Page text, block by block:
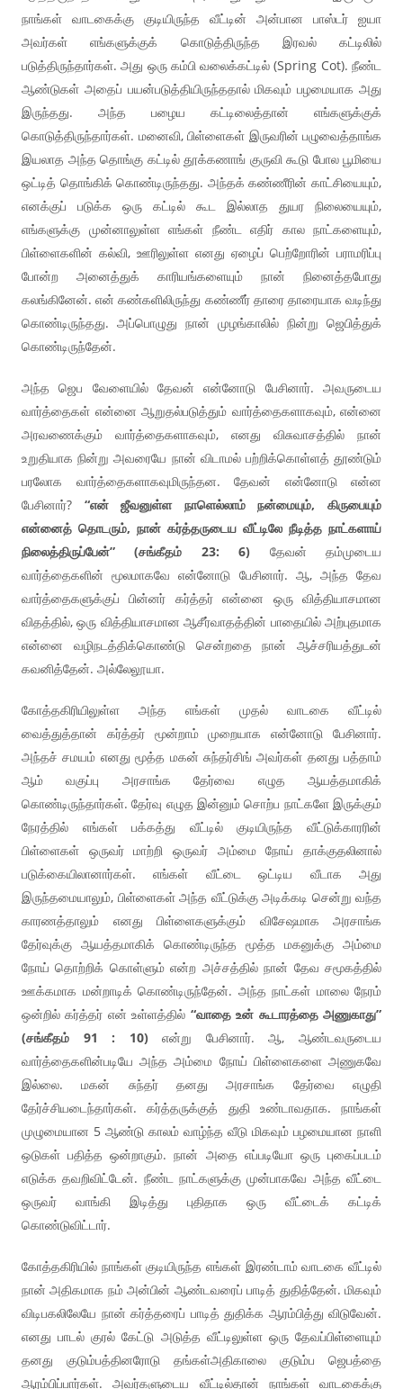
நாங்கள் வாடகைக்கு குடியிருந்த வீட்டின் அன்பான பாஸ்டர் ஐயா
அவர்கள் எங்களுக்குக் கொடுத்திருந்த இரவல் கட்டிலில்
படுத்திருந்தார்கள். அது ஒரு கம்பி வலைக்கட்டில் (Spring Cot). நீண்ட
ஆண்டுகள் அதைப் பயன்படுத்தியிருந்ததால் மிகவும் பழமையாக அது
இருந்தது. அந்த பழைய கட்டிலைத்தான் எங்களுக்குக்
கொடுத்திருந்தார்கள். மனைவி, பிள்ளைகள் இருவரின் பழுவைத்தாங்க
இயலாத அந்த தொங்கு கட்டில் தூக்கணாங் குருவி கூடு போல பூமியை
ஒட்டித் தொங்கிக் கொண்டிருந்தது. அந்தக் கண்ணீரின் காட்சியையும்,
எனக்குப் படுக்க ஒரு கட்டில் கூட இல்லாத துயர நிலையையும்,
எங்களுக்கு முன்னாலுள்ள எங்கள் நீண்ட எதிர் கால நாட்களையும்,
பிள்ளைகளின் கல்வி, ஊரிலுள்ள எனது ஏழைப் பெற்றோரின் பராமரிப்பு
போன்ற அனைத்துக் காரியங்களையும் நான் நினைத்தபோது
கலங்கினேன். என் கண்களிலிருந்து கண்ணீர் தாரை தாரையாக வடிந்து
கொண்டிருந்தது. அப்பொழுது நான் முழங்காலில் நின்று ஜெபித்துக்
கொண்டிருந்தேன்.
அந்த ஜெப வேளையில் தேவன் என்னோடு பேசினார். அவருடைய
வார்த்தைகள் என்னை ஆறுதல்படுத்தும் வார்த்தைகளாகவும், என்னை
அரவணைக்கும் வார்த்தைகளாகவும், எனது விசுவாசத்தில் நான்
உறுதியாக நின்று அவரையே நான் விடாமல் பற்றிக்கொள்ளத் தூண்டும்
பரலோக வார்த்தைகளாகவுமிருந்தன. தேவன் என்னோடு என்ன
பேசினார்? “என் ஜீவனுள்ள நாளெல்லாம் நன்மையும், கிருபையும்
என்னைத் தொடரும், நான் கர்த்தருடைய வீட்டிலே நீடித்த நாட்களாய்
நிலைத்திருப்பேன்” (சங்கீதம் 23: 6) தேவன் தம்முடைய
வார்த்தைகளின் மூலமாகவே என்னோடு பேசினார். ஆ, அந்த தேவ
வார்த்தைகளுக்குப் பின்னர் கர்த்தர் என்னை ஒரு வித்தியாசமான
விதத்தில், ஒரு வித்தியாசமான ஆசீர்வாதத்தின் பாதையில் அற்புதமாக
என்னை வழிநடத்திக்கொண்டு சென்றதை நான் ஆச்சரியத்துடன்
கவனித்தேன். அல்லேலூயா.
கோத்தகிரியிலுள்ள அந்த எங்கள் முதல் வாடகை வீட்டில்
வைத்துத்தான் கர்த்தர் மூன்றாம் முறையாக என்னோடு பேசினார்.
அந்தச் சமயம் எனது மூத்த மகன் சுந்தர்சிங் அவர்கள் தனது பத்தாம்
ஆம் வகுப்பு அரசாங்க தேர்வை எழுத ஆயத்தமாகிக்
கொண்டிருந்தார்கள். தேர்வு எழுத இன்னும் சொற்ப நாட்களே இருக்கும்
நேரத்தில் எங்கள் பக்கத்து வீட்டில் குடியிருந்த வீட்டுக்காரரின்
பிள்ளைகள் ஒருவர் மாற்றி ஒருவர் அம்மை நோய் தாக்குதலினால்
படுக்கையிலானார்கள். எங்கள் வீட்டை ஒட்டிய வீடாக அது
இருந்தமையாலும், பிள்ளைகள் அந்த வீட்டுக்கு அடிக்கடி சென்று வந்த
காரணத்தாலும் எனது பிள்ளைகளுக்கும் விசேஷமாக அரசாங்க
தேர்வுக்கு ஆயத்தமாகிக் கொண்டிருந்த மூத்த மகனுக்கு அம்மை
நோய் தொற்றிக் கொள்ளும் என்ற அச்சத்தில் நான் தேவ சமூகத்தில்
ஊக்கமாக மன்றாடிக் கொண்டிருந்தேன். அந்த நாட்கள் மாலை நேரம்
ஒன்றில் கர்த்தர் என் உள்ளத்தில் “வாதை உன் கூடாரத்தை அணுகாது”
(சங்கீதம் 91 : 10)என்று பேசினார். ஆ, ஆண்டவருடைய
வார்த்தைகளின்படியே அந்த அம்மை நோய் பிள்ளைகளை அணுகவே
இல்லை. மகன் சுந்தர் தனது அரசாங்க தேர்வை எழுதி
தேர்ச்சியடைந்தார்கள். கர்த்தருக்குத் துதி உண்டாவதாக. நாங்கள்
முழுமையான 5 ஆண்டு காலம் வாழ்ந்த வீடு மிகவும் பழமையான நாளி
ஒடுகள் பதித்த ஒன்றாகும். நான் அதை எப்படியோ ஒரு புகைப்படம்
எடுக்க தவறிவிட்டேன். நீண்ட நாட்களுக்கு முன்பாகவே அந்த வீட்டை
ஒருவர் வாங்கி இடித்து புதிதாக ஒரு வீட்டைக் கட்டிக்
கொண்டுவிட்டார்.
கோத்தகிரியில் நாங்கள் குடியிருந்த எங்கள் இரண்டாம் வாடகை வீட்டில்
நான் அதிகமாக நம் அன்பின் ஆண்டவரைப் பாடித் துதித்தேன். மிகவும்
விடிபகலிலேயே நான் கர்த்தரைப் பாடித் துதிக்க ஆரம்பித்து விடுவேன்.
எனது பாடல் குரல் கேட்டு அடுத்த வீட்டிலுள்ள ஒரு தேவப்பிள்ளையும்
தனது குடும்பத்தினரோடு தங்கள்அதிகாலை குடும்ப ஜெபத்தை
ஆரம்பிப்பார்கள். அவர்களுடைய வீட்டில்தான் நாங்கள் வாடகைக்கு